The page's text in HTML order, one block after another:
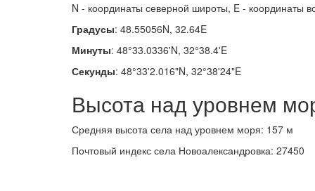
N - координаты северной широты, E - координаты
Градусы: 48.55056N, 32.64E
Минуты: 48°33.0336'N, 32°38.4'E
Секунды: 48°33'2.016"N, 32°38'24"E
Высота над уровнем
Средняя высота села над уровнем моря: 157 м
Почтовый индекс села Новоалександровка: 27450